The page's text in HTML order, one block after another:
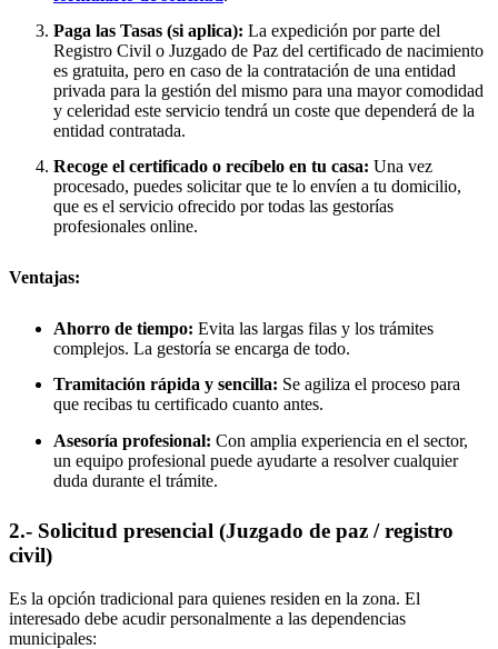
Paga las Tasas (si aplica): La expedición por parte del
Registro Civil o Juzgado de Paz del certificado de nacimiento
es gratuita, pero en caso de la contratación de una entidad
privada para la gestión del mismo para una mayor comodidad
y celeridad este servicio tendrá un coste que dependerá de la
entidad contratada.
Recoge el certificado o recíbelo en tu casa: Una vez
procesado, puedes solicitar que te lo envíen a tu domicilio,
que es el servicio ofrecido por todas las gestorías
profesionales online.
Ventajas:
Ahorro de tiempo: Evita las largas filas y los trámites
complejos. La gestoría se encarga de todo.
Tramitación rápida y sencilla: Se agiliza el proceso para
que recibas tu certificado cuanto antes.
Asesoría profesional: Con amplia experiencia en el sector,
un equipo profesional puede ayudarte a resolver cualquier
duda durante el trámite.
2.- Solicitud presencial (Juzgado de paz / registro
civil)
Es la opción tradicional para quienes residen en la zona. El
interesado debe acudir personalmente a las dependencias
municipales: